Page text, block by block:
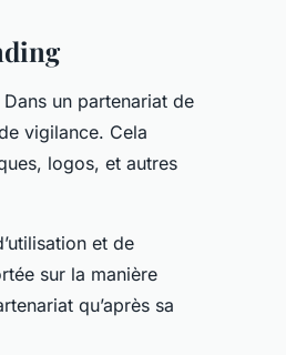
un partenariat de
vigilance. Cela
logos, et autres
et de
sur la manière
qu’après sa